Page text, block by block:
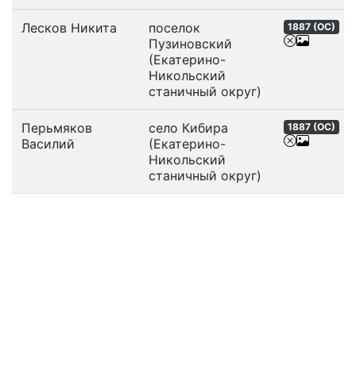
Лесков Никита
поселок
Пузиновский
(Екатерино-
Никольский
станичный округ)
1887 (ОС)
Перьмяков
Василий
село Кибира
(Екатерино-
Никольский
станичный округ)
1887 (ОС)